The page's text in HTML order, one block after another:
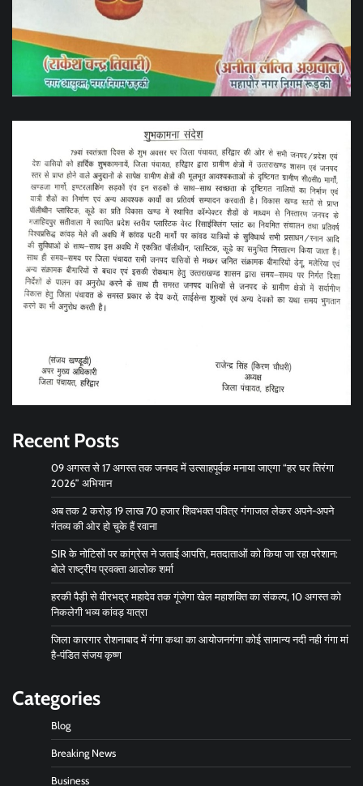
Recent Posts
09 अगस्त से 17 अगस्त तक जनपद में उत्साहपूर्वक मनाया जाएगा “हर घर तिरंगा
2026” अभियान
अब तक 2 करोड़ 19 लाख 70 हजार शिवभक्त पवित्र गंगाजल लेकर अपने-अपने
गंतव्य की ओर हो चुके हैं रवाना
SIR के नोटिसों पर कांग्रेस ने जताई आपत्ति, मतदाताओं को किया जा रहा परेशान:
बोले राष्ट्रीय प्रवक्ता आलोक शर्मा
हरकी पैड़ी से वीरभद्र महादेव तक गूंजेगा खेल महाशक्ति का संकल्प, 10 अगस्त को
निकलेगी भव्य कांवड़ यात्रा
जिला कारगार रोशनाबाद में गंगा कथा का आयोजनगंगा कोई सामान्य नदी नही गंगा मां
है-पंडित संजय कृष्ण
Categories
Blog
Breaking News
Business